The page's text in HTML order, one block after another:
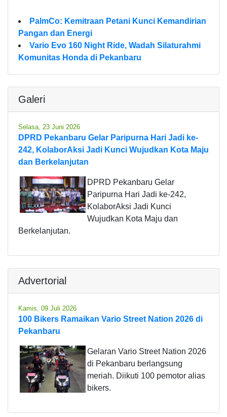
PalmCo: Kemitraan Petani Kunci Kemandirian
Pangan dan Energi
Vario Evo 160 Night Ride, Wadah Silaturahmi
Komunitas Honda di Pekanbaru
Galeri
Selasa, 23 Juni 2026
DPRD Pekanbaru Gelar Paripurna Hari Jadi ke-
242, KolaborAksi Jadi Kunci Wujudkan Kota Maju
dan Berkelanjutan
DPRD Pekanbaru Gelar
Paripurna Hari Jadi ke-242,
KolaborAksi Jadi Kunci
Wujudkan Kota Maju dan
Berkelanjutan.
Advertorial
Kamis, 09 Juli 2026
100 Bikers Ramaikan Vario Street Nation 2026 di
Pekanbaru
Gelaran Vario Street Nation 2026
di Pekanbaru berlangsung
meriah. Diikuti 100 pemotor alias
bikers.